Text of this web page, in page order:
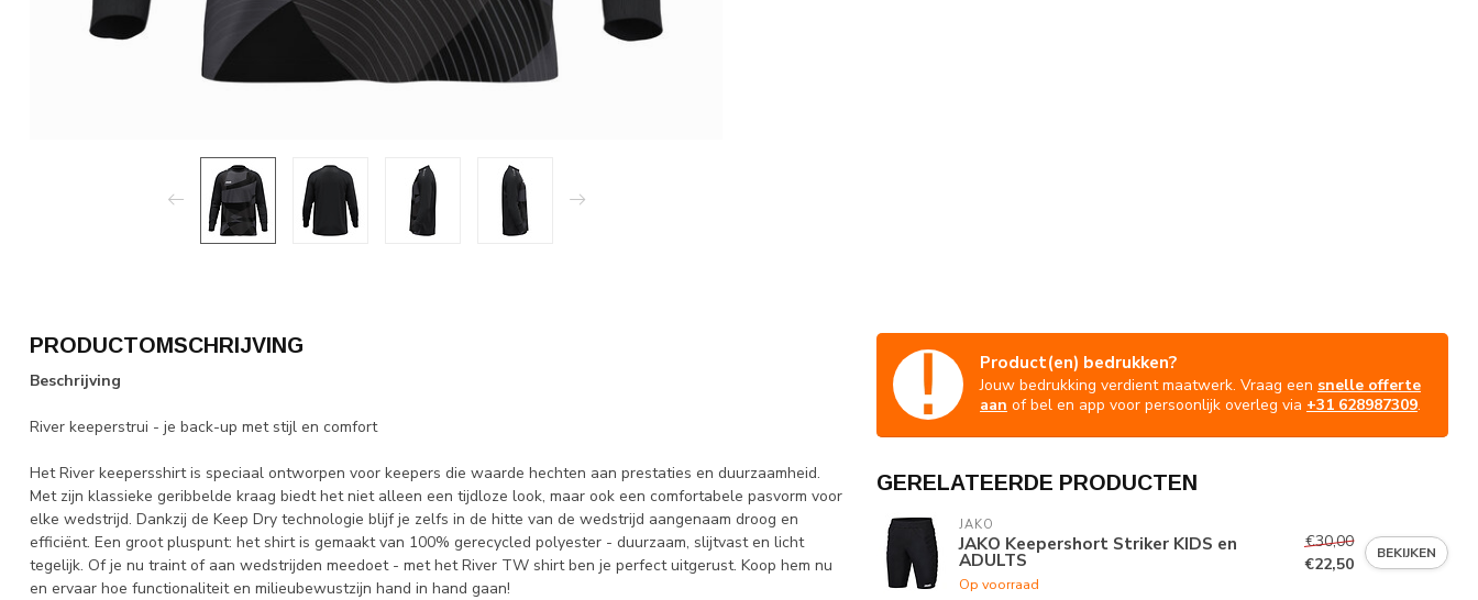
PRODUCTOMSCHRIJVING
Beschrijving
River keeperstrui - je back-up met stijl en comfort
Het River keepersshirt is speciaal ontworpen voor keepers die waarde hechten aan prestaties en duurzaamheid.
Met zijn klassieke geribbelde kraag biedt het niet alleen een tijdloze look, maar ook een comfortabele pasvorm voor
elke wedstrijd. Dankzij de Keep Dry technologie blijf je zelfs in de hitte van de wedstrijd aangenaam droog en
efficiënt. Een groot pluspunt: het shirt is gemaakt van 100% gerecycled polyester - duurzaam, slijtvast en licht
tegelijk. Of je nu traint of aan wedstrijden meedoet - met het River TW shirt ben je perfect uitgerust. Koop hem nu
en ervaar hoe functionaliteit en milieubewustzijn hand in hand gaan!
Product(en) bedrukken?
Jouw bedrukking verdient maatwerk. Vraag een snelle offerte
aan of bel en app voor persoonlijk overleg via +31 628987309.
GERELATEERDE PRODUCTEN
JAKO
JAKO Keepershort Striker KIDS en
ADULTS
Op voorraad
€30,00
€22,50
BEKIJKEN